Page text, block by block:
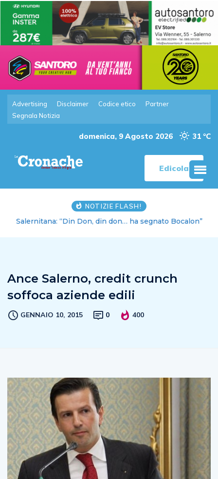
Advertising Disclaimer Codice etico
Partner
Segnala Notizia
domenica, 9 Agosto 2026 31 °C
Edicola
NOTIZIE FLASH!
Salernitana: “Din Don, din don… ha segnato Bocalon”
Ance Salerno, credit crunch
soffoca aziende edili
GENNAIO 10, 2015 0 400